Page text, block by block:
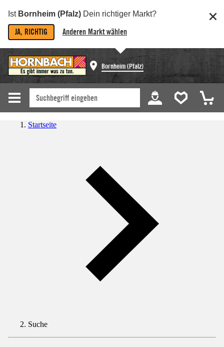
Ist Bornheim (Pfalz) Dein richtiger Markt?
JA, RICHTIG Anderen Markt wählen
Bornheim (Pfalz)
Startseite
Suche